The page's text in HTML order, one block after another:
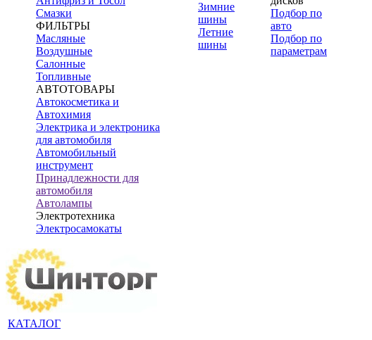
Смазки
ФИЛЬТРЫ
Масляные
Воздушные
Салонные
Топливные
АВТОТОВАРЫ
Автокосметика и
Автохимия
Электрика и электроника
для автомобиля
Автомобильный
инструмент
Принадлежности для
автомобиля
Автолампы
Электротехника
Электросамокаты
Зимние
шины
Летние
шины
Подбор по
авто
Подбор по
параметрам
КАТАЛОГ